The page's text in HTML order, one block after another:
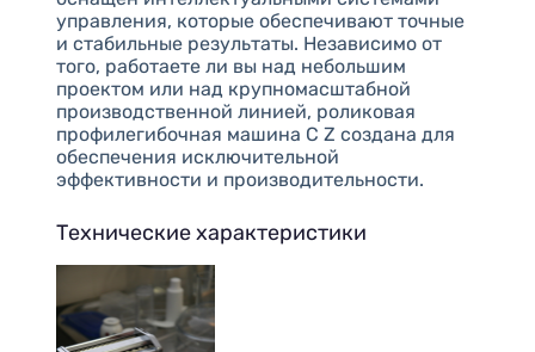
управления, которые обеспечивают точные
и стабильные результаты. Независимо от
того, работаете ли вы над небольшим
проектом или над крупномасштабной
производственной линией, роликовая
профилегибочная машина C Z создана для
обеспечения исключительной
эффективности и производительности.
Технические характеристики